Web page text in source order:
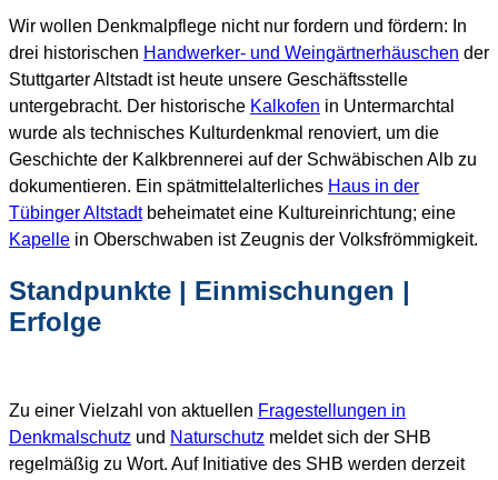
Wir wollen Denkmalpflege nicht nur fordern und fördern: In
drei historischen Handwerker- und Weingärtnerhäuschen der
Stuttgarter Altstadt ist heute unsere Geschäftsstelle
untergebracht. Der historische Kalkofen in Untermarchtal
wurde als technisches Kulturdenkmal renoviert, um die
Geschichte der Kalkbrennerei auf der Schwäbischen Alb zu
dokumentieren. Ein spätmittelalterliches Haus in der
Tübinger Altstadtbeheimatet eine Kultureinrichtung; eine
Kapelle in Oberschwaben ist Zeugnis der Volksfrömmigkeit.
Standpunkte | Einmischungen |
Erfolge
Zu einer Vielzahl von aktuellen Fragestellungen in
Denkmalschutz und Naturschutz meldet sich der SHB
regelmäßig zu Wort. Auf Initiative des SHB werden derzeit